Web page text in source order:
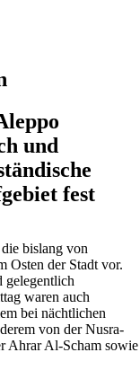
und
fest
bislang von
Osten der Stadt vor.
gelegentlich
waren auch
bei nächtlichen
von der Nusra-
Ahrar Al-Scham sowie